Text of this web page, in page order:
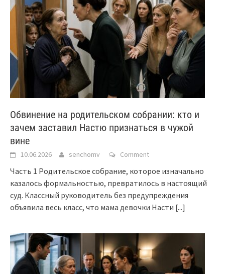
Обвинение на родительском собрании: кто и
зачем заставил Настю признаться в чужой
вине
10.06.2026 senchomv Comment
Часть 1 Родительское собрание, которое изначально
казалось формальностью, превратилось в настоящий
суд. Классный руководитель без предупреждения
объявила весь класс, что мама девочки Насти [...]